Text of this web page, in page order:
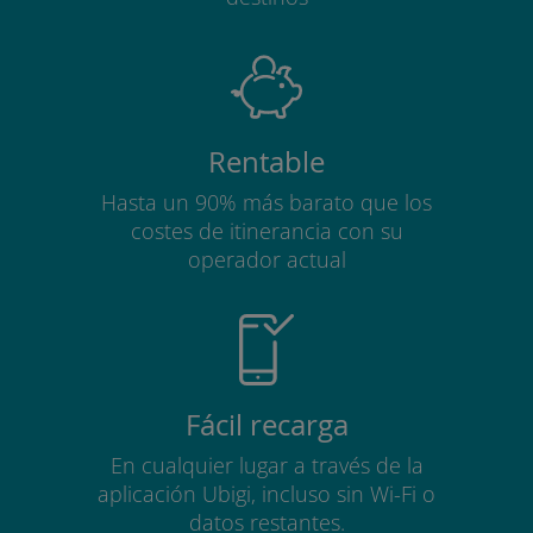
Rentable
Hasta un 90% más barato que los
costes de itinerancia con su
operador actual
Fácil recarga
En cualquier lugar a través de la
aplicación Ubigi, incluso sin Wi-Fi o
datos restantes.